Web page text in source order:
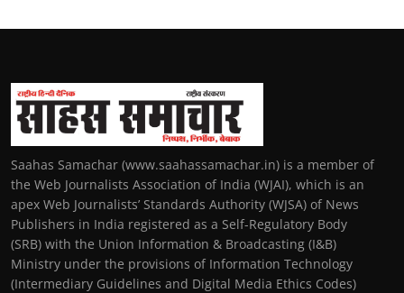
Saahas Samachar (www.saahassamachar.in) is a member of
the Web Journalists Association of India (WJAI), which is an
apex Web Journalists’ Standards Authority (WJSA) of News
Publishers in India registered as a Self-Regulatory Body
(SRB) with the Union Information & Broadcasting (I&B)
Ministry under the provisions of Information Technology
(Intermediary Guidelines and Digital Media Ethics Codes)